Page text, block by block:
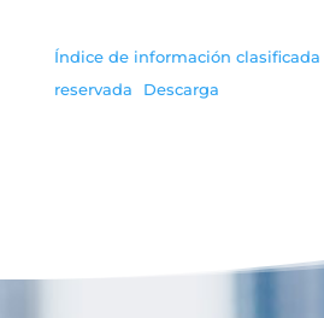
Índice de información clasificada
reservada
Descarga